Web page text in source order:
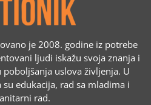
je 2008. godine iz potrebe
ljudi iskažu svoja znanja i
uslova življenja. U
edukacija, rad sa mladima i
rad.